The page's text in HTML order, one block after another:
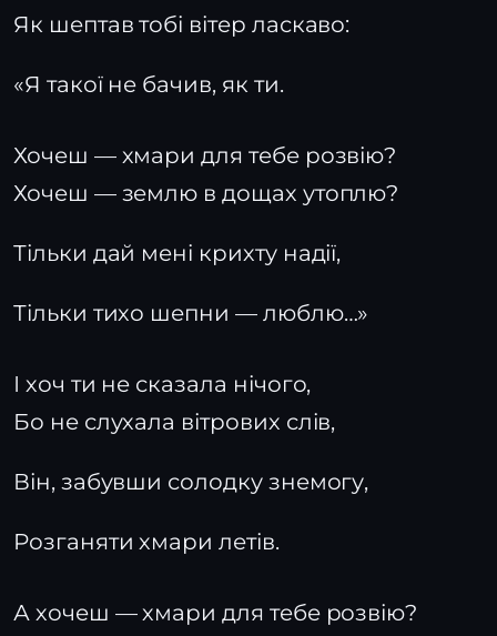
Як шептав тобі вітер ласкаво:
«Я такої не бачив, як ти.
Хочеш — хмари для тебе розвію?
Хочеш — землю в дощах утоплю?
Тільки дай мені крихту надії,
Тільки тихо шепни — люблю…»
І хоч ти не сказала нічого,
Бо не слухала вітрових слів,
Він, забувши солодку знемогу,
Розганяти хмари летів.
А хочеш — хмари для тебе розвію?